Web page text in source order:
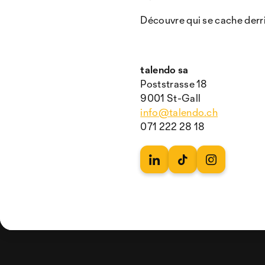
Découvre qui se cache
talendo sa
Poststrasse 18
9001 St-Gall
info@talendo.ch
071 222 28 18